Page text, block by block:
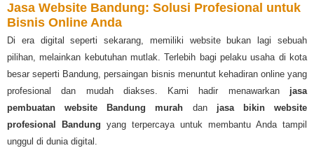
Jasa Website Bandung: Solusi Profesional untuk
Bisnis Online Anda
Di era digital seperti sekarang, memiliki website bukan lagi sebuah
pilihan, melainkan kebutuhan mutlak. Terlebih bagi pelaku usaha di kota
besar seperti Bandung, persaingan bisnis menuntut kehadiran online yang
profesional dan mudah diakses. Kami hadir menawarkan jasa
pembuatan website Bandung murah dan jasa bikin website
profesional Bandung yang terpercaya untuk membantu Anda tampil
unggul di dunia digital.